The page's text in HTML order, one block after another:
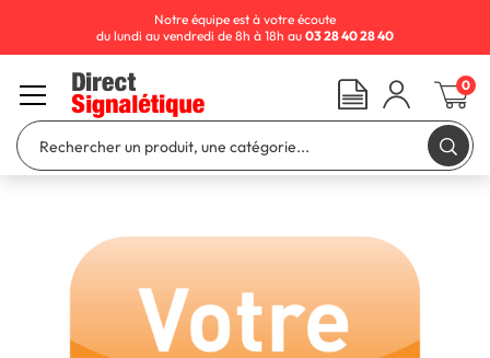
Notre équipe est à votre écoute
du lundi au vendredi de 8h à 18h au 03 28 40 28 40
0